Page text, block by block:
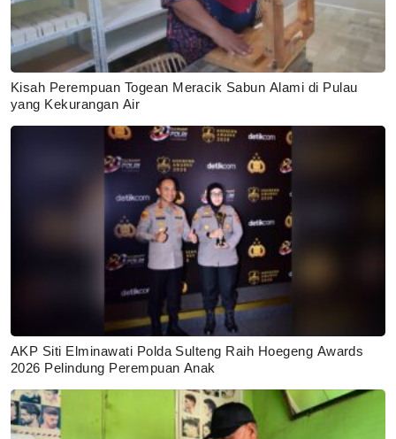
Kisah Perempuan Togean Meracik Sabun Alami di Pulau
yang Kekurangan Air
AKP Siti Elminawati Polda Sulteng Raih Hoegeng Awards
2026 Pelindung Perempuan Anak